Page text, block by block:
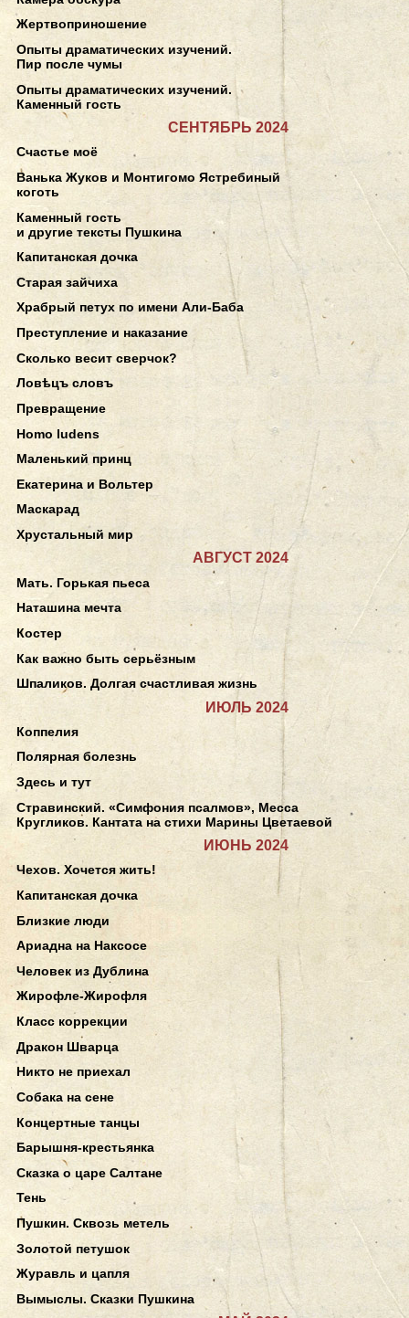
Жертвоприношение
Опыты драматических изучений.
Пир после чумы
Опыты драматических изучений.
Каменный гость
СЕНТЯБРЬ 2024
Счастье моё
Ванька Жуков и Монтигомо Ястребиный
коготь
Каменный гость
и другие тексты Пушкина
Капитанская дочка
Старая зайчиха
Храбрый петух по имени Али-Баба
Преступление и наказание
Сколько весит сверчок?
Ловѣцъ словъ
Превращение
Homo ludens
Маленький принц
Екатерина и Вольтер
Маскарад
Хрустальный мир
АВГУСТ 2024
Мать. Горькая пьеса
Наташина мечта
Костер
Как важно быть серьёзным
Шпаликов. Долгая счастливая жизнь
ИЮЛЬ 2024
Коппелия
Полярная болезнь
Здесь и тут
Стравинский. «Симфония псалмов», Месса
Кругликов. Кантата на стихи Марины Цветаевой
ИЮНЬ 2024
Чехов. Хочется жить!
Капитанская дочка
Близкие люди
Ариадна на Наксосе
Человек из Дублина
Жирофле-Жирофля
Класс коррекции
Дракон Шварца
Никто не приехал
Собака на сене
Концертные танцы
Барышня-крестьянка
Сказка о царе Салтане
Тень
Пушкин. Сквозь метель
Золотой петушок
Журавль и цапля
Вымыслы. Сказки Пушкина